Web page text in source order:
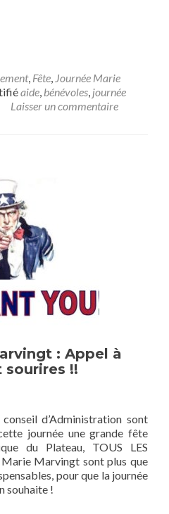
, Fête, Journée Marie
aide, bénévoles, journée
Laisser un commentaire
: Appel à
sourires !!
d’Administration sont
journée une grande fête
du Plateau, TOUS LES
Marie Marvingt sont plus que
pour que la journée
souhaite !